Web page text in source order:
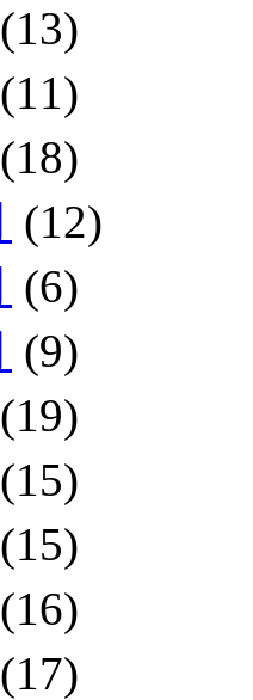
(13)
(11)
(18)
(12)
(6)
(9)
(19)
(15)
(15)
(16)
(17)